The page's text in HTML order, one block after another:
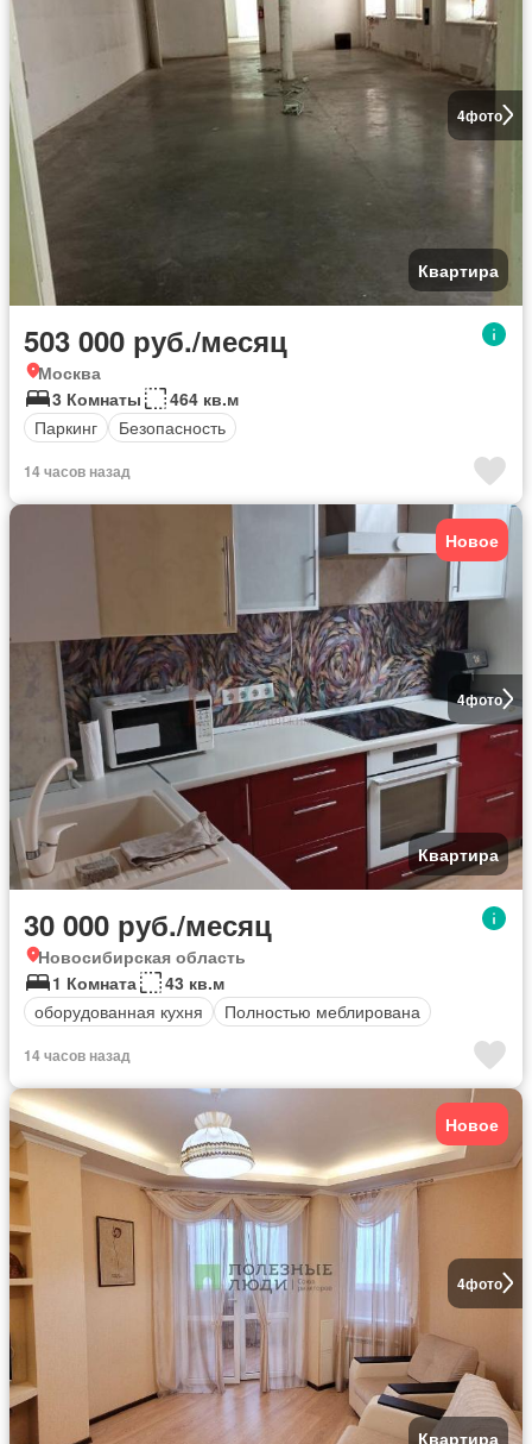
4фото
Квартира
503 000 руб./месяц
Москва
3 Комнаты
464 кв.м
Паркинг
Безопасность
14 часов назад
4фото
Новое
Квартира
30 000 руб./месяц
Новосибирская область
1 Комната
43 кв.м
оборудованная кухня
Полностью меблирована
14 часов назад
4фото
Новое
Квартира